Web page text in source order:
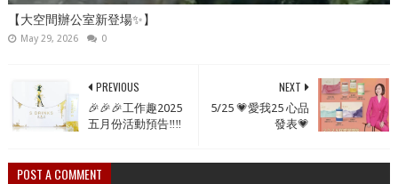
【大空間辦公室新登場✨】
May 29, 2026 0
NEXT
5/25 💗愛我25 心品
發表💗
PREVIOUS
🎉🎉🎉工作趣2025
五月份活動預告‼️‼️
POST A COMMENT